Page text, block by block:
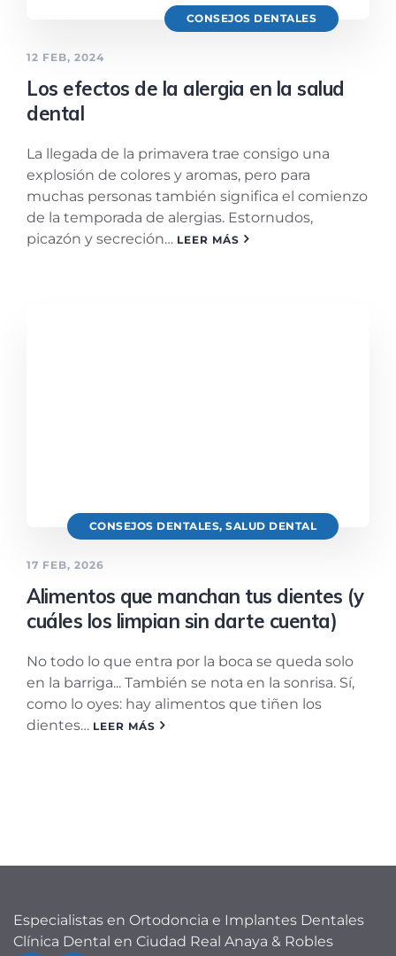
CONSEJOS DENTALES
12 FEB, 2024
Los efectos de la alergia en la salud
dental
La llegada de la primavera trae consigo una
explosión de colores y aromas, pero para
muchas personas también significa el comienzo
de la temporada de alergias. Estornudos,
picazón y secreción… LEER MÁS
CONSEJOS DENTALES, SALUD DENTAL
17 FEB, 2026
Alimentos que manchan tus dientes (y
cuáles los limpian sin darte cuenta)
No todo lo que entra por la boca se queda solo
en la barriga... También se nota en la sonrisa. Sí,
como lo oyes: hay alimentos que tiñen los
dientes… LEER MÁS
Especialistas en Ortodoncia e Implantes Dentales
Clínica Dental en Ciudad Real Anaya & Robles